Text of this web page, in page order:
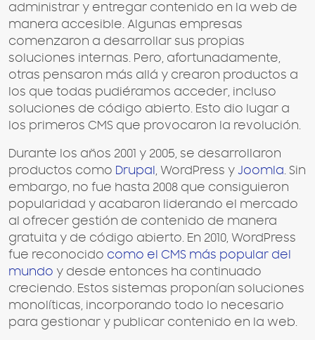
administrar y entregar contenido en la web de
manera accesible. Algunas empresas
comenzaron a desarrollar sus propias
soluciones internas. Pero, afortunadamente,
otras pensaron más allá y crearon productos a
los que todas pudiéramos acceder, incluso
soluciones de código abierto. Esto dio lugar a
los primeros CMS que provocaron la revolución.
Durante los años 2001 y 2005, se desarrollaron
productos como
Drupal , WordPress y Joomla . Sin
embargo, no fue hasta 2008 que consiguieron
popularidad y acabaron liderando el mercado
al ofrecer gestión de contenido de manera
gratuita y de código abierto. En 2010, WordPress
fue reconocido como el CMS más popular del
mundo y desde entonces ha continuado
creciendo. Estos sistemas proponían soluciones
monolíticas, incorporando todo lo necesario
para gestionar y publicar contenido en la web.